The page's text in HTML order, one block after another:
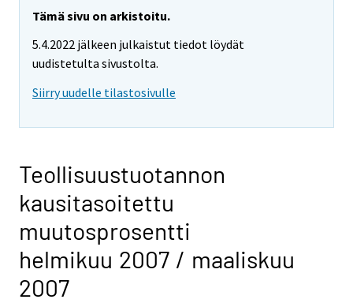
Tämä sivu on arkistoitu.
5.4.2022 jälkeen julkaistut tiedot löydät
uudistetulta sivustolta.
Siirry uudelle tilastosivulle
Teollisuustuotannon
kausitasoitettu
muutosprosentti
helmikuu 2007 / maaliskuu
2007